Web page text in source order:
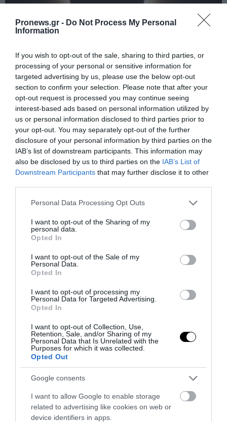
Pronews.gr - Do Not Process My Personal
Information
If you wish to opt-out of the sale, sharing to third parties, or
processing of your personal or sensitive information for
targeted advertising by us, please use the below opt-out
section to confirm your selection. Please note that after your
opt-out request is processed you may continue seeing
interest-based ads based on personal information utilized by
us or personal information disclosed to third parties prior to
your opt-out. You may separately opt-out of the further
disclosure of your personal information by third parties on the
IAB’s list of downstream participants. This information may
also be disclosed by us to third parties on the IAB’s List of
Downstream Participants that may further disclose it to other
Please note that this website/app uses one or more Google
not limited to your visit or usage behaviour. You may click to
grant or deny consent to Google and its third-party tags to
use your data for below specified purposes in below Google
consent section.
Personal Data Processing Opt Outs
I want to opt-out of the Sharing of my
personal data.
Opted In
I want to opt-out of the Sale of my
Personal Data.
Opted In
I want to opt-out of processing my
Personal Data for Targeted Advertising.
Opted In
I want to opt-out of Collection, Use,
Retention, Sale, and/or Sharing of my
Personal Data that Is Unrelated with the
Purposes for which it was collected.
Opted Out
Google consents
I want to allow Google to enable storage
related to advertising like cookies on web or
device identifiers in apps.
PRONEWS.GR /ΦΥΣΗ
Το ασυνήθιστο φαινόμενο με τα «φίδια
της σκιάς» που εμφανίζονται λίγο πριν
την ολική έκλειψη Ηλίου
08.08.2026 | 20:21
PRONEWS.GR /
Το ψάρι που «περπατά» στον βυθό αντί να
κολυμπά
08.08.2026 | 16:35